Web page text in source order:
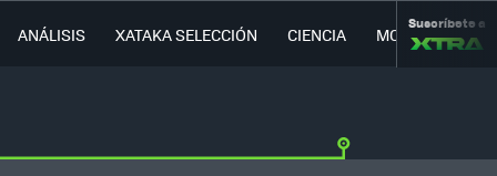
ANÁLISIS XATAKA SELECCIÓN CIENCIA MOVILIDAD
Suscríbete a